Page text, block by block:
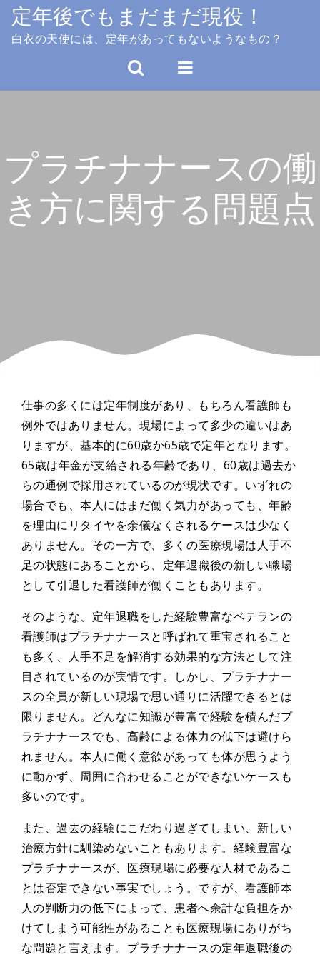
Skip
content
定年後でもまだまだ現役！
白衣の天使には、定年があってもないようなもの？
プラチナナースの働
き方に関する問題点
仕事の多くには定年制度があり、もちろん看護師も
例外ではありません。現場によって多少の違いはあ
りますが、基本的に60歳か65歳で定年となります。
65歳は年金が支給される年齢であり、60歳は過去か
らの通例で採用されているのが現状です。いずれの
場合でも、本人にはまだ働く気力があっても、年齢
を理由にリタイヤを余儀なくされるケースは少なく
ありません。その一方で、多くの医療現場は人手不
足の状態にあることから、定年退職後の新しい職場
として引退した看護師が働くこともあります。
そのような、定年退職をした経験豊富なベテランの
看護師はプラチナナースと呼ばれて重宝されること
も多く、人手不足を解消する効果的な方法として注
目されているのが実情です。しかし、プラチナナー
スの全員が新しい現場で思い通りに活躍できるとは
限りません。どんなに知識が豊富で経験を積んだプ
ラチナナースでも、高齢による体力の低下は避けら
れません。本人に働く意欲があっても体が思うよう
に動かず、周囲に合わせることができないケースも
多いのです。
また、過去の経験にこだわり過ぎてしまい、新しい
治療方針に馴染めないこともあります。経験豊富な
プラチナナースが、医療現場に必要な人材であるこ
とは否定できない事実でしょう。ですが、看護師本
人の判断力の低下によって、患者へ余計な負担をか
けてしまう可能性があることも医療現場にありがち
な問題と言えます。プラチナナースの定年退職後の